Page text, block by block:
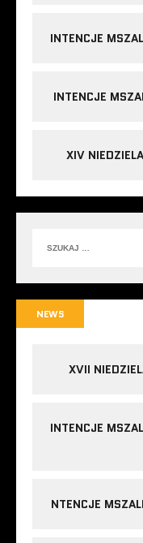
INTENCJE
INTENCJE
XIV
NEWS
XVII
INTENCJE
NTENCJE